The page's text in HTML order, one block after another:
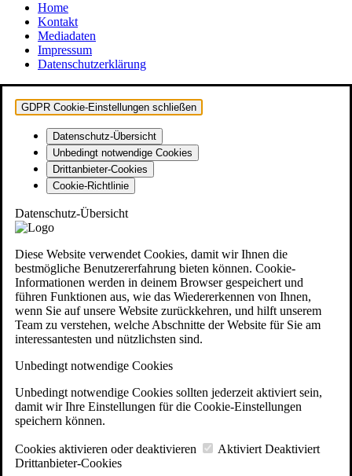
Home
Kontakt
Mediadaten
Impressum
Datenschutzerklärung
GDPR Cookie-Einstellungen schließen
Datenschutz-Übersicht
Unbedingt notwendige Cookies
Drittanbieter-Cookies
Cookie-Richtlinie
Datenschutz-Übersicht
Diese Website verwendet Cookies, damit wir Ihnen die
bestmögliche Benutzererfahrung bieten können. Cookie-
Informationen werden in deinem Browser gespeichert und
führen Funktionen aus, wie das Wiedererkennen von Ihnen,
wenn Sie auf unsere Website zurückkehren, und hilft unserem
Team zu verstehen, welche Abschnitte der Website für Sie am
interessantesten und nützlichsten sind.
Unbedingt notwendige Cookies
Unbedingt notwendige Cookies sollten jederzeit aktiviert sein,
damit wir Ihre Einstellungen für die Cookie-Einstellungen
speichern können.
Cookies aktivieren oder deaktivieren Aktiviert Deaktiviert
Drittanbieter-Cookies